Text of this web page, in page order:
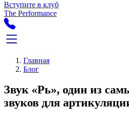
Вступите в клуб
The Performance
Главная
Блог
Звук «Рь», один из
звуков для